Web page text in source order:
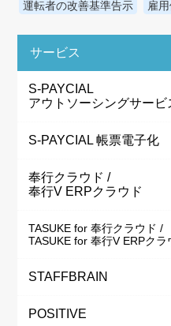
運転者の改善基準告示
雇
サービス
S-PAYCIAL
アウトソーシングサービ
S-PAYCIAL 帳票電子化
奉行クラウド /
奉行V ERPクラウド
TASUKE for 奉行クラウド /
TASUKE for 奉行V ERPクラ
STAFFBRAIN
POSITIVE